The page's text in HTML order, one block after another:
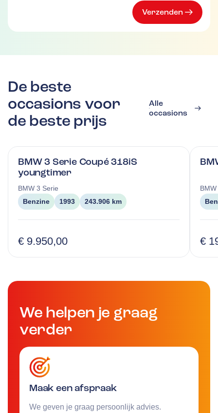
Verzenden
De beste
occasions voor
de beste prijs
Alle
occasions
BMW 3 Serie Coupé 318iS
youngtimer
BMW 3 Serie
Benzine
1993 243.906 km
€ 9.950,00
BMW
€
We helpen je graag
verder
Maak een afspraak
We geven je graag persoonlijk advies.